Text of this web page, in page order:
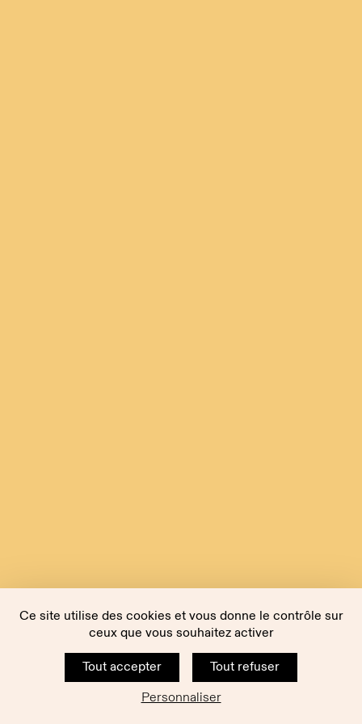
Ce site utilise des cookies et vous donne le contrôle sur
ceux que vous souhaitez activer
Tout accepter
Tout refuser
Personnaliser